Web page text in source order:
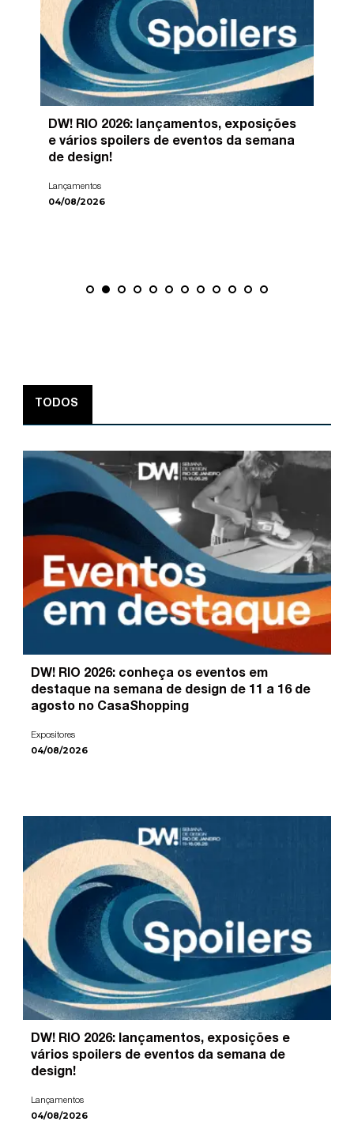
DW! RIO 2026: lançamentos, exposições
e vários spoilers de eventos da semana
de design!
Lançamentos
04/08/2026
TODOS
DW! RIO 2026: conheça os eventos em
destaque na semana de design de 11 a 16 de
agosto no CasaShopping
Expositores
04/08/2026
DW! RIO 2026: lançamentos, exposições e
vários spoilers de eventos da semana de
design!
Lançamentos
04/08/2026